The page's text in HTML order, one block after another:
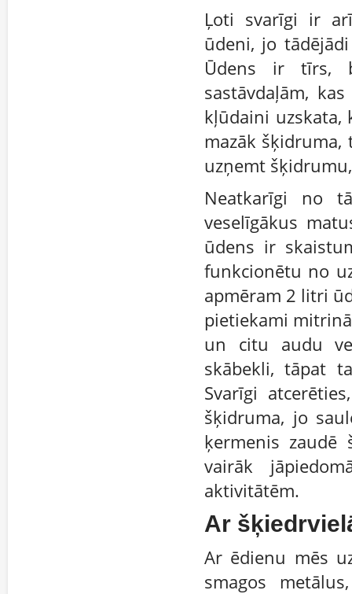
Ļoti svarīgi ir
ūdeni, jo
Ūdens ir tīrs,
sastāvdaļām,
kļūdaini uzskata,
mazāk šķidruma,
uzņemt
Neatkarīgi no
veselīgākus
ūdens ir
funkcionētu no
apmēram 2 litri
pietiekami
un citu audu
skābekli, tāpat
Svarīgi
šķidruma, jo
ķermenis zaudē
vairāk
aktivitātēm.
Ar
Ar ēdienu mēs
smagos